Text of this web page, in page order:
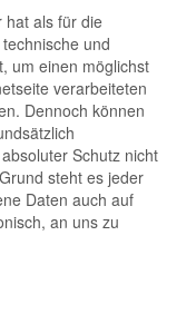
hat als für die
und
um einen möglichst
verarbeiteten
Dennoch können
Schutz nicht
steht es jeder
Daten auch auf
an uns zu